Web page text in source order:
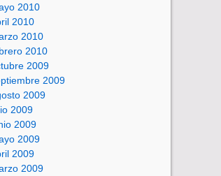
2010
2010
2010
2010
2009
2009
2009
2009
2009
2009
2009
2009